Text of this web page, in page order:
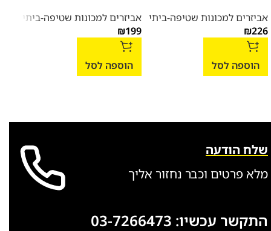
אביזרים למכונות שטיפה-ביתי
₪226
הוספה לסל
אביזרים למכונות שטיפה-ביתי
₪199
הוספה לסל
שלח הודעה
מלא פרטים וכבר נחזור אליך
התקשר עכשיו: 03-7266473